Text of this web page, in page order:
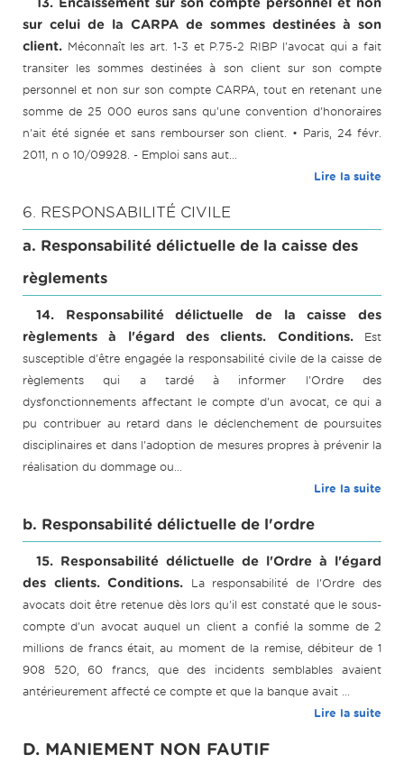
13. Encaissement sur son compte personnel et non
sur celui de la CARPA de sommes destinées à son
client. Méconnaît les art. 1-3 et P.75-2 RIBP l'avocat qui a fait
transiter les sommes destinées à son client sur son compte
personnel et non sur son compte CARPA, tout en retenant une
somme de 25 000 euros sans qu'une convention d'honoraires
n'ait été signée et sans rembourser son client. • Paris, 24 févr.
2011, n o 10/09928. - Emploi sans aut...
Lire la suite
6. RESPONSABILITÉ CIVILE
a. Responsabilité délictuelle de la caisse des
règlements
14. Responsabilité délictuelle de la caisse des
règlements à l'égard des clients. Conditions.
Est
susceptible d'être engagée la responsabilité civile de la caisse de
règlements qui a tardé à informer l'Ordre des
dysfonctionnements affectant le compte d'un avocat, ce qui a
pu contribuer au retard dans le déclenchement de poursuites
disciplinaires et dans l'adoption de mesures propres à prévenir la
réalisation du dommage ou...
Lire la suite
b. Responsabilité délictuelle de l'ordre
15. Responsabilité délictuelle de l'Ordre à l'égard
des clients. Conditions.
La responsabilité de l'Ordre des
avocats doit être retenue dès lors qu'il est constaté que le sous-
compte d'un avocat auquel un client a confié la somme de 2
millions de francs était, au moment de la remise, débiteur de 1
908 520, 60 francs, que des incidents semblables avaient
antérieurement affecté ce compte et que la banque avait ...
Lire la suite
D. MANIEMENT NON FAUTIF